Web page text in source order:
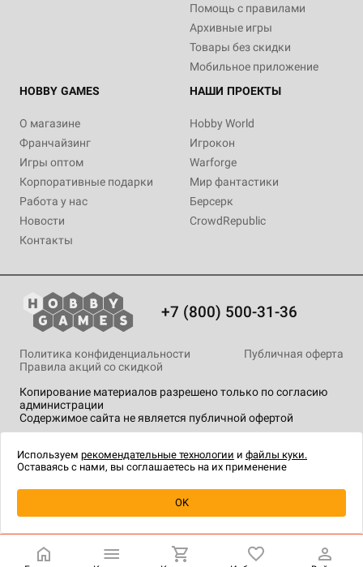
Купить| 1 118 ₽
Помощь с правилами
Архивные игры
Товары без скидки
Мобильное приложение
HOBBY GAMES
О магазине
Франчайзинг
Игры оптом
Корпоративные подарки
Работа у нас
Новости
Контакты
НАШИ ПРОЕКТЫ
Hobby World
Игрокон
Warforge
Мир фантастики
Берсерк
CrowdRepublic
+7 (800) 500-31-36
Копирование материалов разрешено только по согласию
администрации
Содержимое сайта не является публичной офертой
Политика конфиденциальности
Публичная оферта
Правила акций со скидкой
технологии.
Используем рекомендательные технологии и файлы куки.
Оставаясь с нами, вы соглашаетесь на их применение
OK